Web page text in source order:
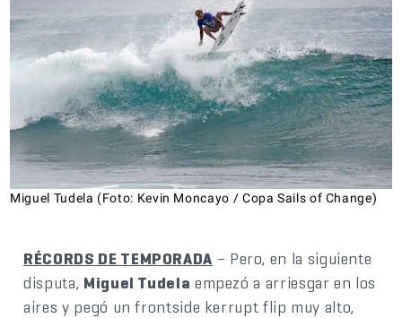
Miguel Tudela (Foto: Kevin Moncayo / Copa Sails of Change)
RÉCORDS DE TEMPORADA – Pero, en la siguiente
disputa, Miguel Tudela empezó a arriesgar en los
aires y pegó un frontside kerrupt flip muy alto,